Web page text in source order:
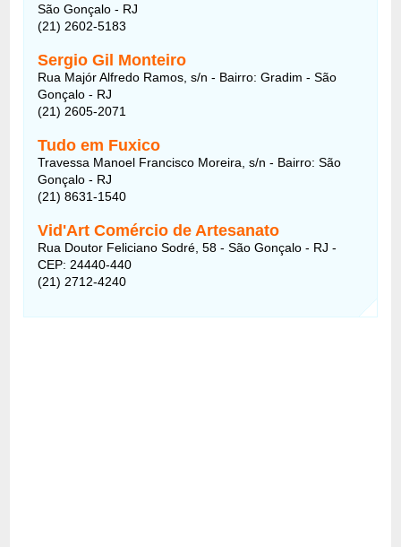
São Gonçalo - RJ
(21) 2602-5183
Sergio Gil Monteiro
Rua Majór Alfredo Ramos, s/n - Bairro: Gradim - São
Gonçalo - RJ
(21) 2605-2071
Tudo em Fuxico
Travessa Manoel Francisco Moreira, s/n - Bairro: São
Gonçalo - RJ
(21) 8631-1540
Vid'Art Comércio de Artesanato
Rua Doutor Feliciano Sodré, 58 - São Gonçalo - RJ -
CEP: 24440-440
(21) 2712-4240